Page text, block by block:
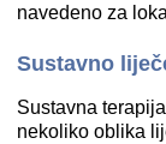
navedeno za
Sustavno
Sustavna
nekoliko oblika